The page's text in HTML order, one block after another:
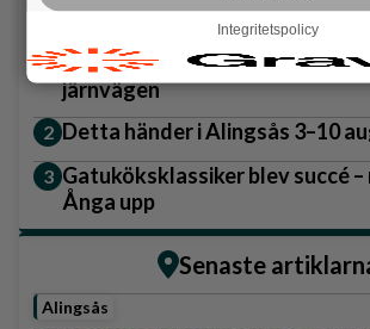
Topp tre denna
Milstolpen: Ny tunnel är på
järnvägen
Detta händer i Alingsås 3–10
Gatuköksklassiker blev succé
Ånga upp
Senaste
Alingsås
Integritetspolicy